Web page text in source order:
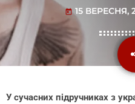
today 15 ВЕРЕСНЯ,
У сучасних підручниках з